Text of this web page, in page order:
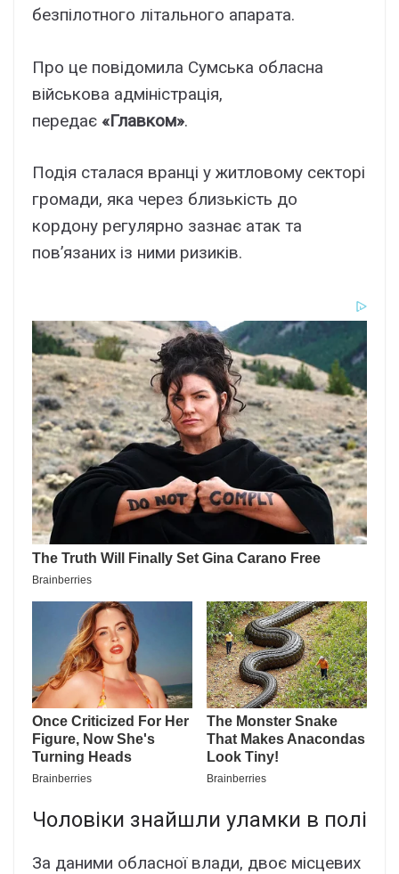
безпілотного літального апарата.
Про це повідомила Сумська обласна
військова адміністрація,
передає «Главком».
Подія сталася вранці у житловому секторі
громади, яка через близькість до
кордону регулярно зазнає атак та
пов’язаних із ними ризиків.
Чоловіки знайшли уламки в полі
За даними обласної влади, двоє місцевих